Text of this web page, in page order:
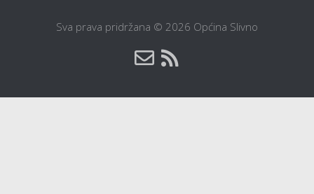
Sva prava pridržana © 2026 Općina Slivno